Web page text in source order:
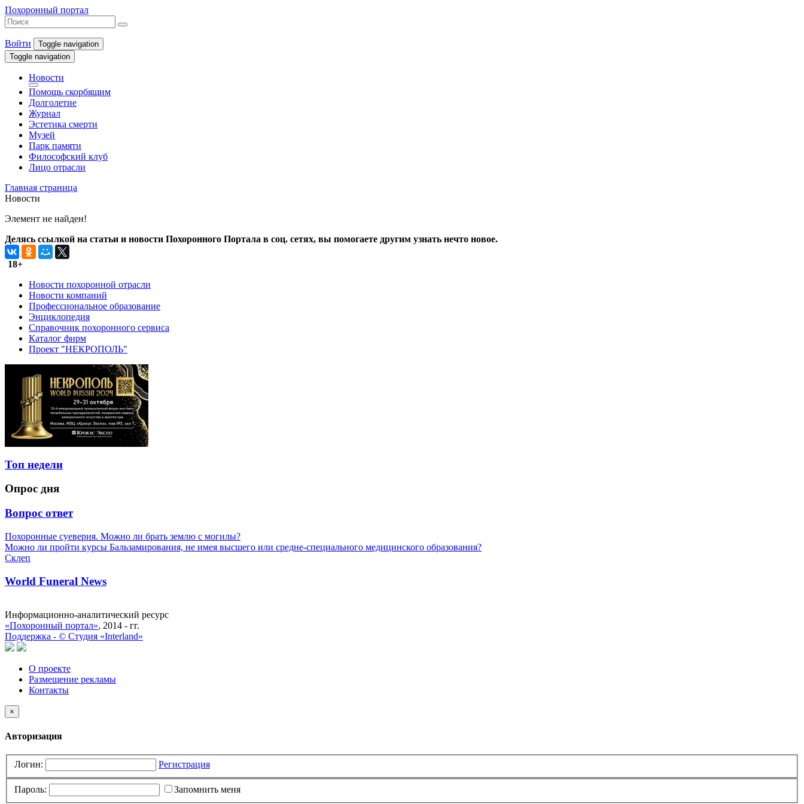
Похоронный портал
Войти
Toggle navigation
Toggle navigation
Новости
Помощь скорбящим
Долголетие
Журнал
Эстетика смерти
Музей
Парк памяти
Философский клуб
Лицо отрасли
Главная страница
Новости
Элемент не найден!
Делясь ссылкой на статьи и новости Похоронного Портала в соц. сетях, вы помогаете другим узнать нечто новое.
18+
Новости похоронной отрасли
Новости компаний
Профессиональное образование
Энциклопедия
Справочник похоронного сервиса
Каталог фирм
Проект "НЕКРОПОЛЬ"
Топ недели
Опрос дня
Вопрос ответ
Похоронные суеверия. Можно ли брать землю с могилы?
Можно ли пройти курсы Бальзамирования, не имея высшего или средне-специального медицинского образования?
Склеп
World Funeral News
Информационно-аналитический ресурс
«Похоронный портал», 2014 - гг.
Поддержка - © Cтудия «Interland»
О проекте
Размещение рекламы
Контакты
×
Авторизация
Логин: Регистрация
Пароль:
Запомнить меня